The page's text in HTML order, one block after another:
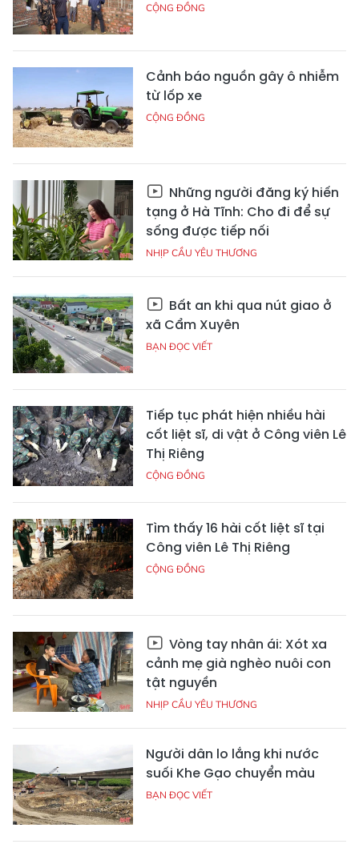
CỘNG ĐỒNG
Cảnh báo nguồn gây ô nhiễm
từ lốp xe
CỘNG ĐỒNG
Những người đăng ký hiến
tạng ở Hà Tĩnh: Cho đi để sự
sống được tiếp nối
NHỊP CẦU YÊU THƯƠNG
Bất an khi qua nút giao ở
xã Cẩm Xuyên
BẠN ĐỌC VIẾT
Tiếp tục phát hiện nhiều hài
cốt liệt sĩ, di vật ở Công viên Lê
Thị Riêng
CỘNG ĐỒNG
Tìm thấy 16 hài cốt liệt sĩ tại
Công viên Lê Thị Riêng
CỘNG ĐỒNG
Vòng tay nhân ái: Xót xa
cảnh mẹ già nghèo nuôi con
tật nguyền
NHỊP CẦU YÊU THƯƠNG
Người dân lo lắng khi nước
suối Khe Gạo chuyển màu
BẠN ĐỌC VIẾT